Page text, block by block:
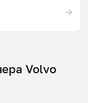
Volvo